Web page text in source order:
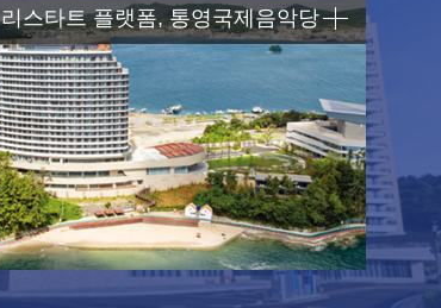
스타트 플랫폼, 통영국제음악당